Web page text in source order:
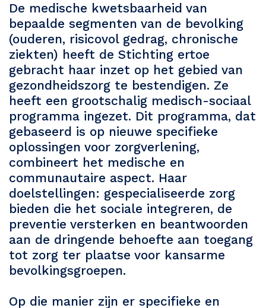
De medische kwetsbaarheid van
bepaalde segmenten van de bevolking
(ouderen, risicovol gedrag, chronische
ziekten) heeft de Stichting ertoe
gebracht haar inzet op het gebied van
gezondheidszorg te bestendigen. Ze
heeft een grootschalig medisch-sociaal
programma ingezet. Dit programma, dat
gebaseerd is op nieuwe specifieke
oplossingen voor zorgverlening,
combineert het medische en
communautaire aspect. Haar
doelstellingen: gespecialiseerde zorg
bieden die het sociale integreren, de
preventie versterken en beantwoorden
aan de dringende behoefte aan toegang
tot zorg ter plaatse voor kansarme
bevolkingsgroepen.
Op die manier zijn er specifieke en